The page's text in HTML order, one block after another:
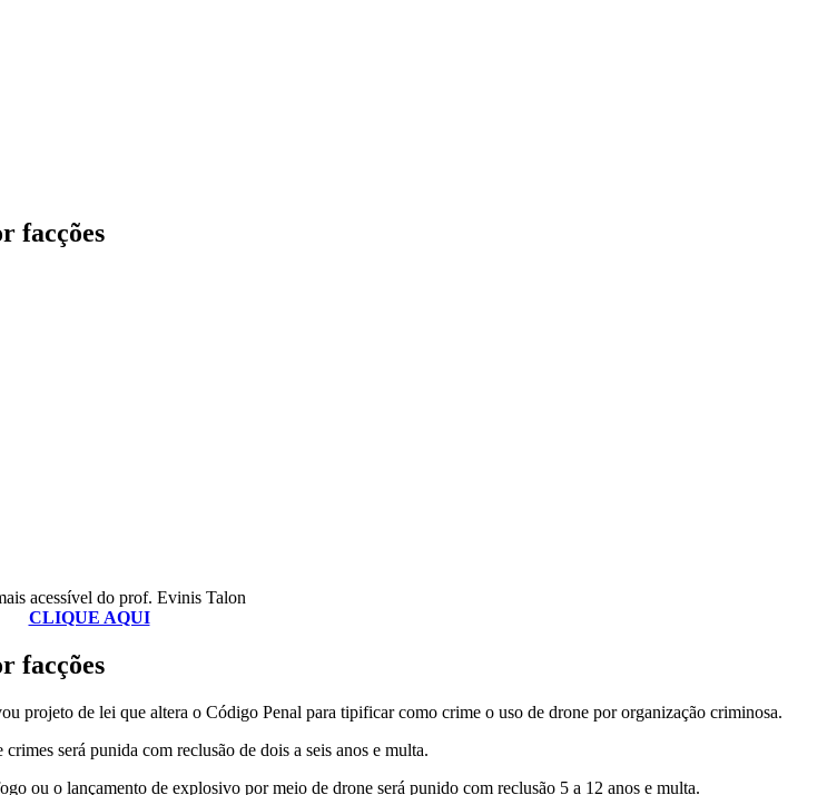
facções
acessível do prof. Evinis Talon
CLIQUE AQUI
facções
projeto de lei que altera o Código Penal para tipificar como crime o uso de drone por organização criminosa.
crimes será punida com reclusão de dois a seis anos e multa.
ou o lançamento de explosivo por meio de drone será punido com reclusão 5 a 12 anos e multa.